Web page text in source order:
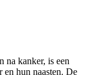
na kanker, is een
en hun naasten. De